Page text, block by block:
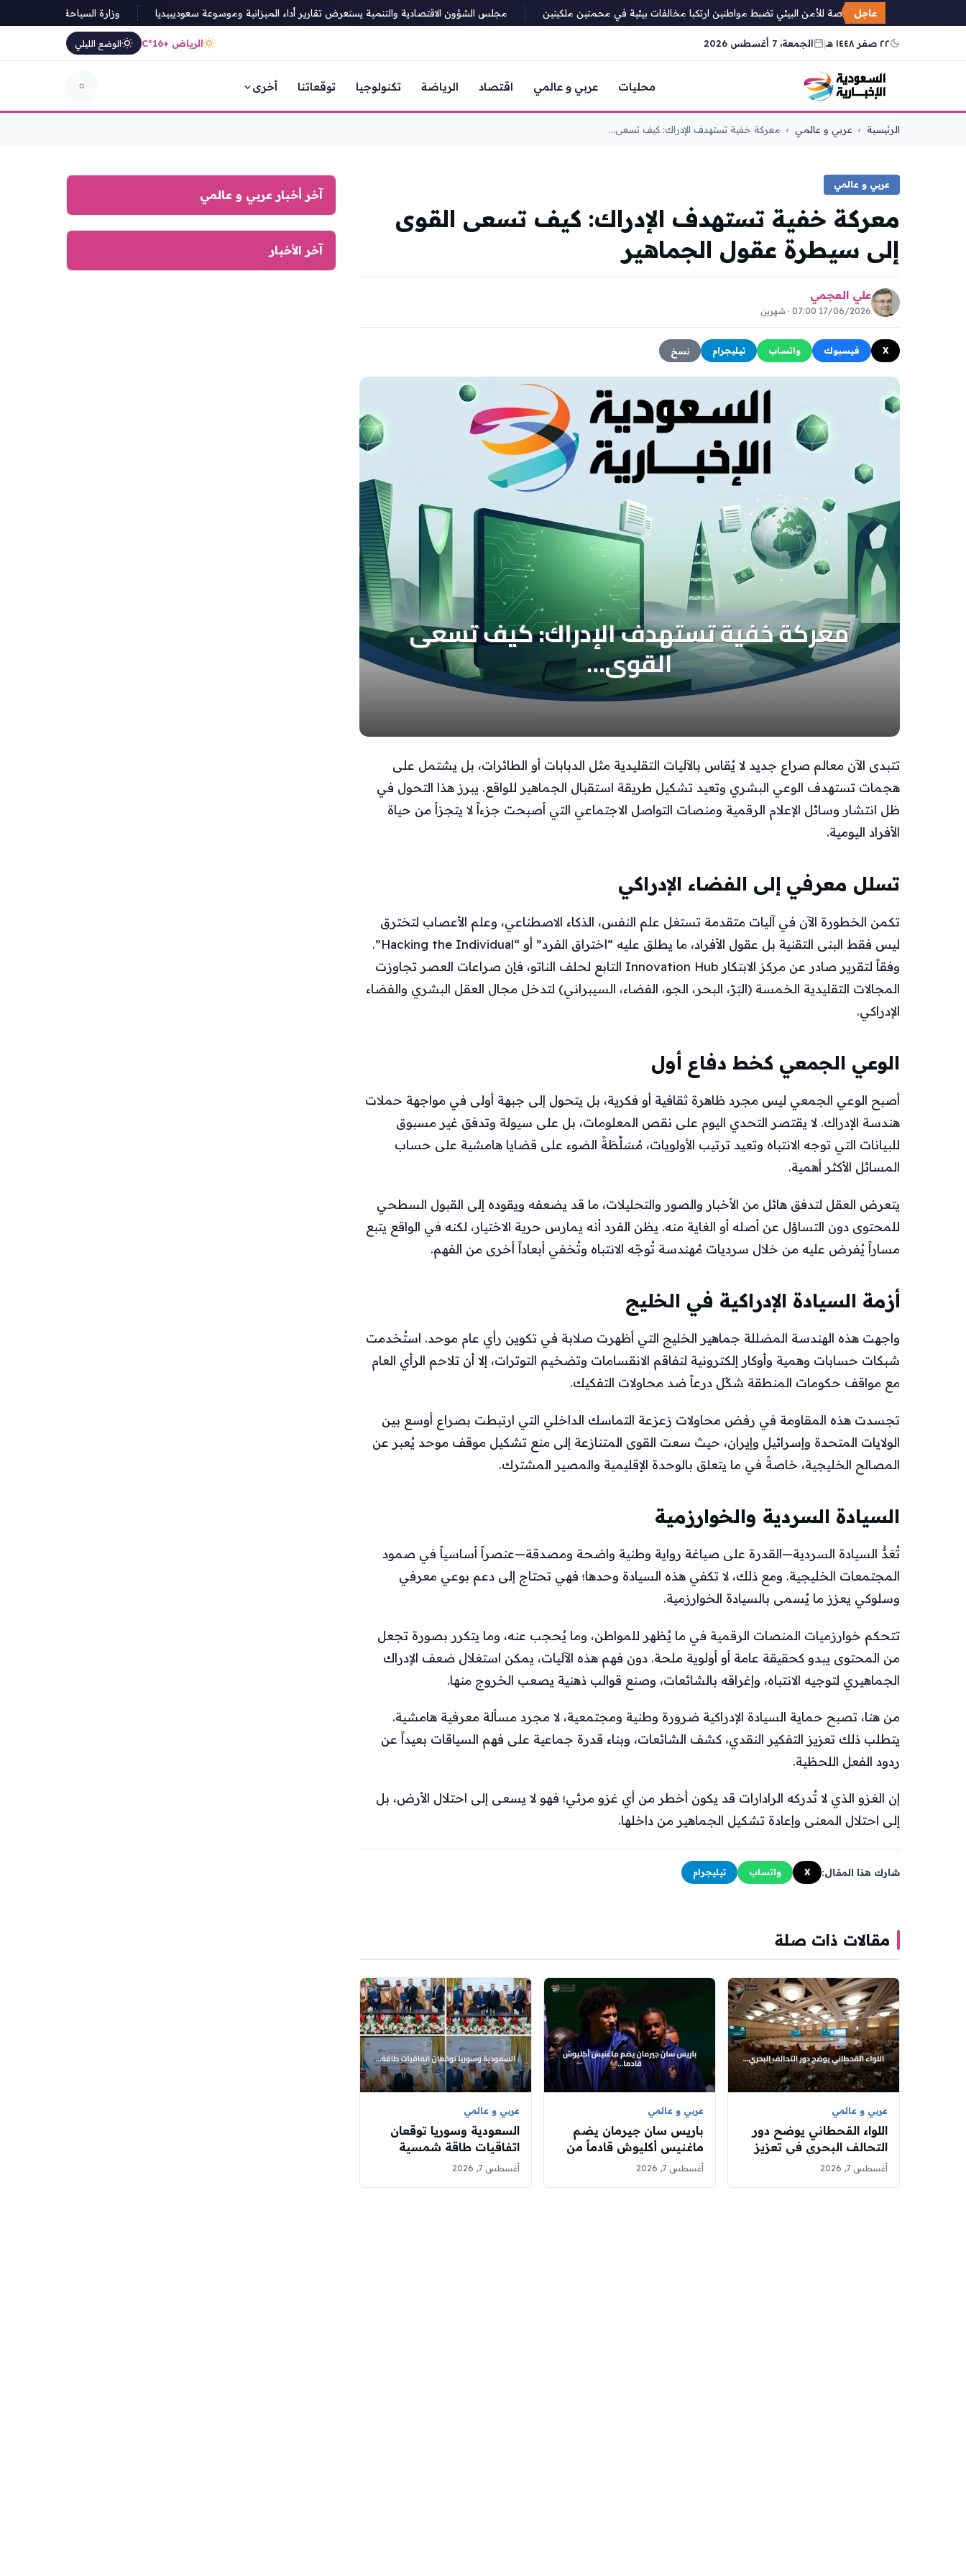
عاجل
القوات الخاصة للأمن البيئي تضبط مواطنين ارتكبا مخالفات بيئية في محمتين ملكيتين مجلس الشؤون الاقتصادية والتنمية يستعرض تقارير أداء الميزانية وموسوعة سعوديبيديا وزارة السياحة السعودية تطلق
٢٢ صفر ١٤٤٨ هـ | الجمعة، 7 أغسطس 2026 الرياض +16°C الوضع الليلي
محليات عربي و عالمي اقتصاد الرياضة تكنولوجيا توقعاتنا أخرى
الرئيسية › عربي و عالمي › معركة خفية تستهدف الإدراك: كيف تسعى...
عربي و عالمي
معركة خفية تستهدف الإدراك: كيف تسعى القوى
إلى سيطرة عقول الجماهير
علي العجمي
17/06/2026 07:00 · شهرين
X فيسبوك واتساب تيليجرام نسخ
تتبدى الآن معالم صراع جديد لا يُقاس بالآليات التقليدية مثل الدبابات أو الطائرات، بل يشتمل على
هجمات تستهدف الوعي البشري وتعيد تشكيل طريقة استقبال الجماهير للواقع. يبرز هذا التحول في
ظل انتشار وسائل الإعلام الرقمية ومنصات التواصل الاجتماعي التي أصبحت جزءاً لا يتجزأ من حياة
الأفراد اليومية.
تسلل معرفي إلى الفضاء الإدراكي
تكمن الخطورة الآن في آليات متقدمة تستغل علم النفس، الذكاء الاصطناعي، وعلم الأعصاب لتخترق
ليس فقط البنى التقنية بل عقول الأفراد، ما يطلق عليه “اختراق الفرد” أو “Hacking the Individual”.
وفقاً لتقرير صادر عن مركز الابتكار Innovation Hub التابع لحلف الناتو، فإن صراعات العصر تجاوزت
المجالات التقليدية الخمسة (البَرّ، البحر، الجو، الفضاء، السيبراني) لتدخل مجال العقل البشري والفضاء
الإدراكي.
الوعي الجمعي كخط دفاع أول
أصبح الوعي الجمعي ليس مجرد ظاهرة ثقافية أو فكرية، بل يتحول إلى جبهة أولى في مواجهة حملات
هندسة الإدراك. لا يقتصر التحدي اليوم على نقص المعلومات، بل على سيولة وتدفق غير مسبوق
للبيانات التي توجه الانتباه وتعيد ترتيب الأولويات، مُسَلِّطَةً الضوء على قضايا هامشية على حساب
المسائل الأكثر أهمية.
يتعرض العقل لتدفق هائل من الأخبار والصور والتحليلات، ما قد يضعفه ويقوده إلى القبول السطحي
للمحتوى دون التساؤل عن أصله أو الغاية منه. يظن الفرد أنه يمارس حرية الاختيار، لكنه في الواقع يتبع
مساراً يُفرض عليه من خلال سرديات مُهندسة تُوجّه الانتباه وتُخفي أبعاداً أخرى من الفهم.
أزمة السيادة الإدراكية في الخليج
واجهت هذه الهندسة المضللة جماهير الخليج التي أظهرت صلابة في تكوين رأي عام موحد. استُخدمت
شبكات حسابات وهمية وأوكار إلكترونية لتفاقم الانقسامات وتضخيم التوترات، إلا أن تلاحم الرأي العام
مع مواقف حكومات المنطقة شكّل درعاً ضد محاولات التفكيك.
تجسدت هذه المقاومة في رفض محاولات زعزعة التماسك الداخلي التي ارتبطت بصراع أوسع بين
الولايات المتحدة وإسرائيل وإيران، حيث سعت القوى المتنازعة إلى منع تشكيل موقف موحد يُعبر عن
المصالح الخليجية، خاصةً في ما يتعلق بالوحدة الإقليمية والمصير المشترك.
السيادة السردية والخوارزمية
تُعَدُّ السيادة السردية—القدرة على صياغة رواية وطنية واضحة ومصدقة—عنصراً أساسياً في صمود
المجتمعات الخليجية. ومع ذلك، لا تكفي هذه السيادة وحدها؛ فهي تحتاج إلى دعم بوعي معرفي
وسلوكي يعزز ما يُسمى بالسيادة الخوارزمية.
تتحكم خوارزميات المنصات الرقمية في ما يُظهر للمواطن، وما يُحجب عنه، وما يتكرر بصورة تجعل
من المحتوى يبدو كحقيقة عامة أو أولوية ملحة. دون فهم هذه الآليات، يمكن استغلال ضعف الإدراك
الجماهيري لتوجيه الانتباه، وإغراقه بالشائعات، وصنع قوالب ذهنية يصعب الخروج منها.
من هنا، تصبح حماية السيادة الإدراكية ضرورة وطنية ومجتمعية، لا مجرد مسألة معرفية هامشية.
يتطلب ذلك تعزيز التفكير النقدي، كشف الشائعات، وبناء قدرة جماعية على فهم السياقات بعيداً عن
ردود الفعل اللحظية.
إن الغزو الذي لا تُدركه الرادارات قد يكون أخطر من أي غزو مرئي؛ فهو لا يسعى إلى احتلال الأرض، بل
إلى احتلال المعنى وإعادة تشكيل الجماهير من داخلها.
شارك هذا المقال: X واتساب تيليجرام
مقالات ذات صلة
عربي و عالمي
اللواء القحطاني يوضح دور
التحالف البحري في تعزيز
أمن الملاحة الإقليمية
أغسطس 7, 2026
عربي و عالمي
باريس سان جيرمان يضم
ماغنيس أكليوش قادماً من
أغسطس 7, 2026
عربي و عالمي
السعودية وسوريا توقعان
اتفاقيات طاقة شمسية
بقدرة 760 ميغاواط
أغسطس 7, 2026
آخر أخبار عربي و عالمي
آخر الأخبار